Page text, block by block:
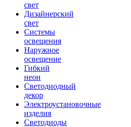
свет
Дизайнерский
свет
Системы
освещения
Наружное
освещение
Гибкий
неон
Светодиодный
декор
Электроустановочные
изделия
Светодиоды